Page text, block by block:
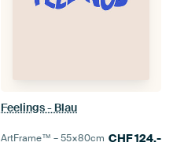
Feelings - Blau
ArtFrame™ –55×80cm CHF124.-